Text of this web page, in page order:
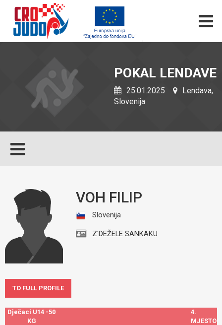
POKAL LENDAVE
25.01.2025
Lendava,
Slovenija
VOH FILIP
Slovenija
Z'DEŽELE SANKAKU
TO FULL PROFILE
Dječaci U14 -50
KG
4.
MJESTO